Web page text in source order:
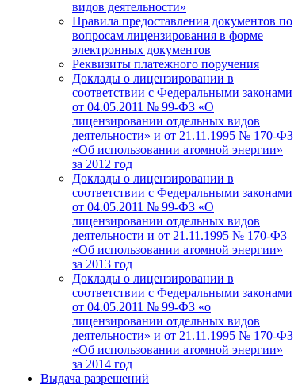
видов деятельности»
Правила предоставления документов по
вопросам лицензирования в форме
электронных документов
Реквизиты платежного поручения
Доклады о лицензировании в
соответствии с Федеральными законами
от 04.05.2011 № 99-ФЗ «О
лицензировании отдельных видов
деятельности» и от 21.11.1995 № 170-ФЗ
«Об использовании атомной энергии»
за 2012 год
Доклады о лицензировании в
соответствии с Федеральными законами
от 04.05.2011 № 99-ФЗ «О
лицензировании отдельных видов
деятельности и от 21.11.1995 № 170-ФЗ
«Об использовании атомной энергии»
за 2013 год
Доклады о лицензировании в
соответствии с Федеральными законами
от 04.05.2011 № 99-ФЗ «о
лицензировании отдельных видов
деятельности» и от 21.11.1995 № 170-ФЗ
«Об использовании атомной энергии»
за 2014 год
Выдача разрешений